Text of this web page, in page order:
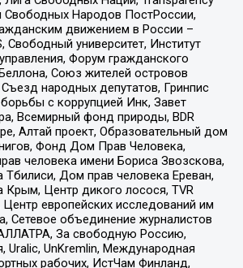
Свободных Народов ПостРоссии,
движением в России –
Свободный университет, Институт
Форум гражданского
Союз жителей островов
народных депутатов, Гринпис
с коррупцией Инк, Завет
Всемирный фонд природы, BDR
Алтай проект, Образовательный дом
Фонд Дом Прав Человека,
человека имени Бориса Звозскова,
Дом прав человека Ереван,
Крым, Центр дикого лосося, TVR
европейских исследований им
Сетевое объединение журналистов
За свободную Россию,
Uralic, UnKremlin, Международная
рабочих, ИстЧам Финланд,